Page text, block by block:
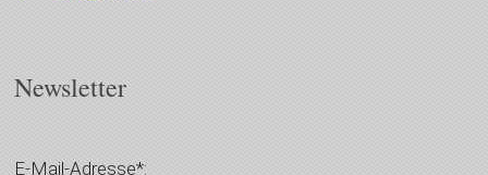
Newsletter
E-Mail-Adresse*: